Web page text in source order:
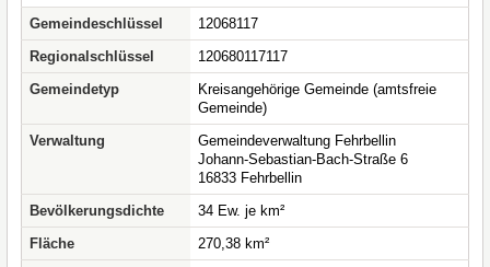
Gemeindeschlüssel
12068117
Regionalschlüssel
120680117117
Gemeindetyp
Kreisangehörige Gemeinde (amtsfreie
Gemeinde)
Verwaltung
Gemeindeverwaltung Fehrbellin
Johann-Sebastian-Bach-Straße 6
16833 Fehrbellin
Bevölkerungsdichte
34 Ew. je km²
Fläche
270,38 km²